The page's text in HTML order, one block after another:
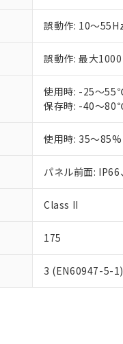
誤動作: 10～
誤動作: 最大
使用時: -25～
保存時: -40～
使用時: 35～
パネル前面:
Class II
175
3 (EN60947-5-1)